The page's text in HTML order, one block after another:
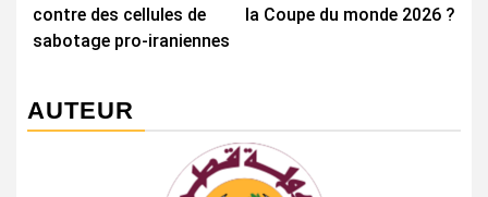
contre des cellules de
sabotage pro-iraniennes
la Coupe du monde 2026 ?
AUTEUR